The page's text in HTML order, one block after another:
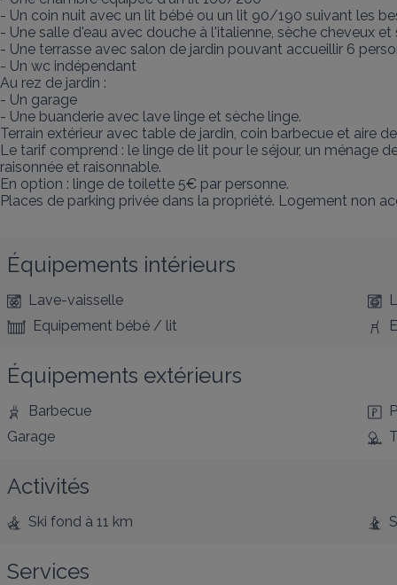
- Un coin nuit avec un lit bébé ou un lit 90/190 suivant les
- Une salle d'eau avec douche à l'italienne, sèche cheveux
- Une terrasse avec salon de jardin pouvant accueillir 6
- Un wc indépendant
Au rez de jardin :
- Un garage
- Une buanderie avec lave linge et sèche linge.
Terrain extérieur avec table de jardin, coin barbecue et aire
Le tarif comprend : le linge de lit pour le séjour, un ménage
raisonnée et raisonnable.
En option : linge de toilette 5€ par personne.
Places de parking privée dans la propriété. Logement non
Équipements intérieurs
Lave-vaisselle
Equipement bébé / lit
Équipements extérieurs
Barbecue
Garage
Activités
Ski fond à 11 km
Services